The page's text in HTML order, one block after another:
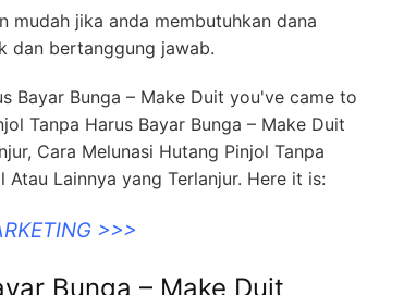
mudah jika anda membutuhkan dana
dan bertanggung jawab.
Bayar Bunga – Make Duit you've came to
Tanpa Harus Bayar Bunga – Make Duit
Cara Melunasi Hutang Pinjol Tanpa
Lainnya yang Terlanjur. Here it is:
>>>
Bunga – Make Duit